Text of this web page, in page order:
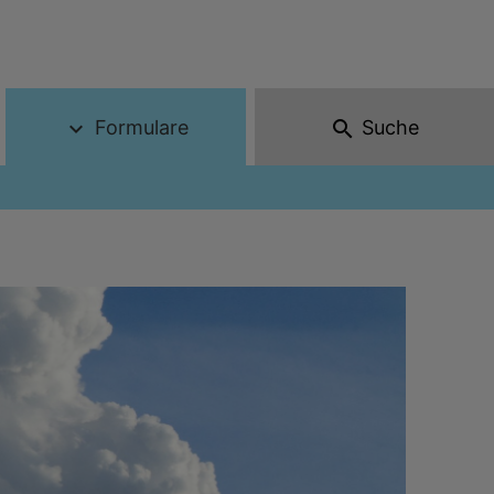
expand_more Formulare search Suche